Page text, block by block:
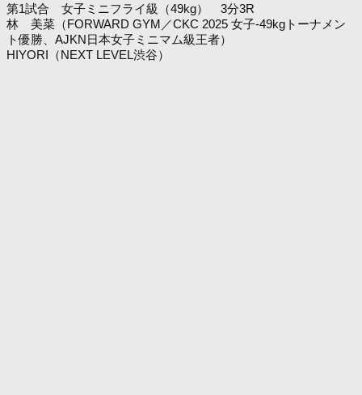
第1試合 女子ミニフライ級（49kg） 3分3R
林 美菜（FORWARD GYM／CKC 2025 女子-49kgトーナメン
ト優勝、AJKN日本女子ミニマム級王者）
HIYORI（NEXT LEVEL渋谷）